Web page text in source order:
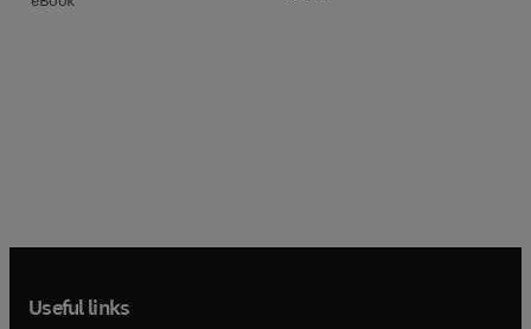
Useful links